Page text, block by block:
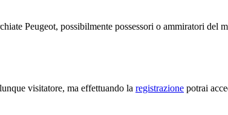
Peugeot, possibilmente possessori o ammiratori del
visitatore, ma effettuando la registrazione potrai